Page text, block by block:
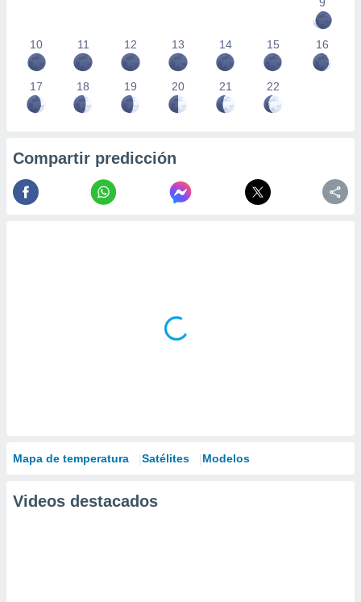
10 11 12 13 14 15 16
17 18 19 20 21 22
Compartir predicción
Mapa de temperatura Satélites Modelos
Videos destacados